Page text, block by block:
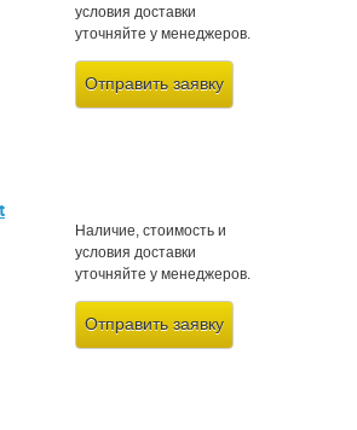
условия доставки
уточняйте у менеджеров.
Отправить заявку
Наличие, стоимость и
условия доставки
уточняйте у менеджеров.
Отправить заявку